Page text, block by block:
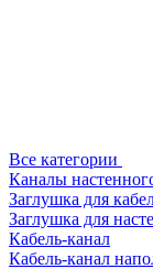
Все категории
Каналы
Заглушка для
Заглушка для
Кабель-канал
Кабель-канал